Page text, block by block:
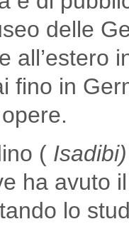
delle
all’estero
fino in
( Isadibi)
ha avuto
lo